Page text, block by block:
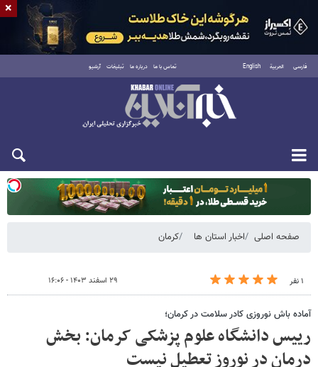
فارسی العربية English تماس با ما درباره ما تبلیغات آرشیو
دوشنبه ۱۹ مرداد ۱۴۰۵
صفحه اصلی اخبار استان ها کرمان
۱ نفر ۲۹ اسفند ۱۴۰۳ - ۱۶:۰۶
آماده باش نوروزی کادر سلامت در کرمان؛
رییس دانشگاه علوم پزشکی کرمان: بخش
درمان در نوروز تعطیل نیست
×